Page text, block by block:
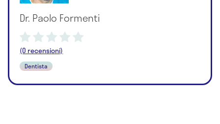
Dr. Paolo Formenti
(0 recensioni)
Dentista